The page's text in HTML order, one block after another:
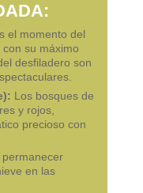
el momento del
su máximo
desfiladero son
Los bosques de
y rojos,
precioso con
en las